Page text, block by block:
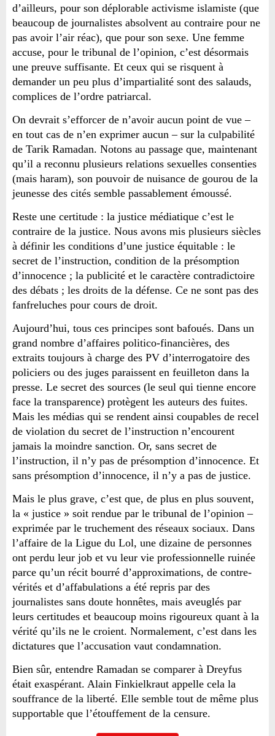
d’ailleurs, pour son déplorable activisme islamiste (que
beaucoup de journalistes absolvent au contraire pour ne
pas avoir l’air réac), que pour son sexe. Une femme
accuse, pour le tribunal de l’opinion, c’est désormais
une preuve suffisante. Et ceux qui se risquent à
demander un peu plus d’impartialité sont des salauds,
complices de l’ordre patriarcal.
On devrait s’efforcer de n’avoir aucun point de vue –
en tout cas de n’en exprimer aucun – sur la culpabilité
de Tarik Ramadan. Notons au passage que, maintenant
qu’il a reconnu plusieurs relations sexuelles consenties
(mais haram), son pouvoir de nuisance de gourou de la
jeunesse des cités semble passablement émoussé.
Reste une certitude : la justice médiatique c’est le
contraire de la justice. Nous avons mis plusieurs siècles
à définir les conditions d’une justice équitable : le
secret de l’instruction, condition de la présomption
d’innocence ; la publicité et le caractère contradictoire
des débats ; les droits de la défense. Ce ne sont pas des
fanfreluches pour cours de droit.
Aujourd’hui, tous ces principes sont bafoués. Dans un
grand nombre d’affaires politico-financières, des
extraits toujours à charge des PV d’interrogatoire des
policiers ou des juges paraissent en feuilleton dans la
presse. Le secret des sources (le seul qui tienne encore
face la transparence) protègent les auteurs des fuites.
Mais les médias qui se rendent ainsi coupables de recel
de violation du secret de l’instruction n’encourent
jamais la moindre sanction. Or, sans secret de
l’instruction, il n’y pas de présomption d’innocence. Et
sans présomption d’innocence, il n’y a pas de justice.
Mais le plus grave, c’est que, de plus en plus souvent,
la « justice » soit rendue par le tribunal de l’opinion –
exprimée par le truchement des réseaux sociaux. Dans
l’affaire de la Ligue du Lol, une dizaine de personnes
ont perdu leur job et vu leur vie professionnelle ruinée
parce qu’un récit bourré d’approximations, de contre-
vérités et d’affabulations a été repris par des
journalistes sans doute honnêtes, mais aveuglés par
leurs certitudes et beaucoup moins rigoureux quant à la
vérité qu’ils ne le croient. Normalement, c’est dans les
dictatures que l’accusation vaut condamnation.
Bien sûr, entendre Ramadan se comparer à Dreyfus
était exaspérant. Alain Finkielkraut appelle cela la
souffrance de la liberté. Elle semble tout de même plus
supportable que l’étouffement de la censure.